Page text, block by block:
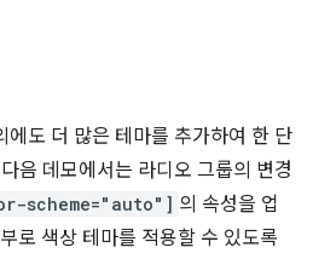
에도 더 많은 테마를 추가하여 한 단
음 데모에서는 라디오 그룹의 변경
scheme="auto"] 의 속성을 업
로 색상 테마를 적용할 수 있도록